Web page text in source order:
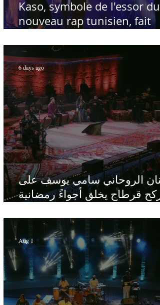
Kaso, symbole de l'essor du
nouveau rap tunisien, fait
international de Sfax - Par
Sofien Manaï
الروحاني سامي يوسف على
ركح قرطاج يخلق أجواءً رمضانية
6 days ago
Aug 1